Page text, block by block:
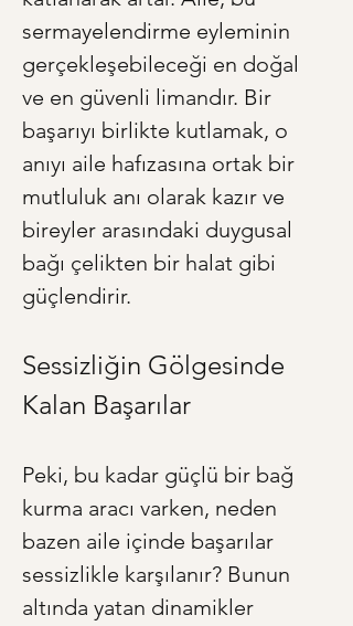
sermayelendirme eyleminin
gerçekleşebileceği en doğal
ve en güvenli limandır. Bir
başarıyı birlikte kutlamak, o
anıyı aile hafızasına ortak bir
mutluluk anı olarak kazır ve
bireyler arasındaki duygusal
bağı çelikten bir halat gibi
güçlendirir.
Sessizliğin Gölgesinde
Kalan Başarılar
Peki, bu kadar güçlü bir bağ
kurma aracı varken, neden
bazen aile içinde başarılar
sessizlikle karşılanır? Bunun
altında yatan dinamikler